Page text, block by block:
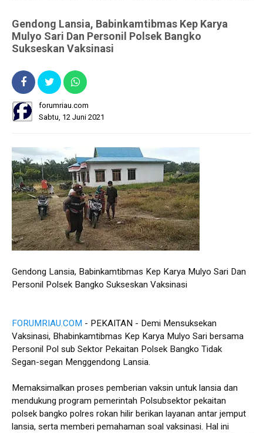
Gendong Lansia, Babinkamtibmas Kep Karya
Mulyo Sari Dan Personil Polsek Bangko
Sukseskan Vaksinasi
forumriau.com
Sabtu, 12 Juni 2021
Gendong Lansia, Babinkamtibmas Kep Karya Mulyo Sari Dan
Personil Polsek Bangko Sukseskan Vaksinasi
FORUMRIAU.COM - PEKAITAN - Demi Mensuksekan
Vaksinasi, Bhabinkamtibmas Kep Karya Mulyo Sari bersama
Personil Pol sub Sektor Pekaitan Polsek Bangko Tidak
Segan-segan Menggendong Lansia.
Memaksimalkan proses pemberian vaksin untuk lansia dan
mendukung program pemerintah Polsubsektor pekaitan
polsek bangko polres rokan hilir berikan layanan antar jemput
lansia, serta memberi pemahaman soal vaksinasi. Hal ini